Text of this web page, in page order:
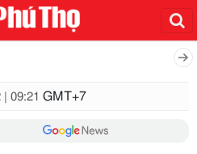
09:21 GMT+7